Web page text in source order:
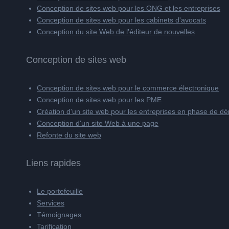
Conception de sites web pour les ONG et les entreprises
Conception de sites web pour les cabinets d'avocats
Conception du site Web de l'éditeur de nouvelles
Conception de sites web
Conception de sites web pour le commerce électronique
Conception de sites web pour les PME
Création d'un site web pour les entreprises en phase de
Conception d'un site Web à une page
Refonte du site web
Liens rapides
Le portefeuille
Services
Témoignages
Tarification